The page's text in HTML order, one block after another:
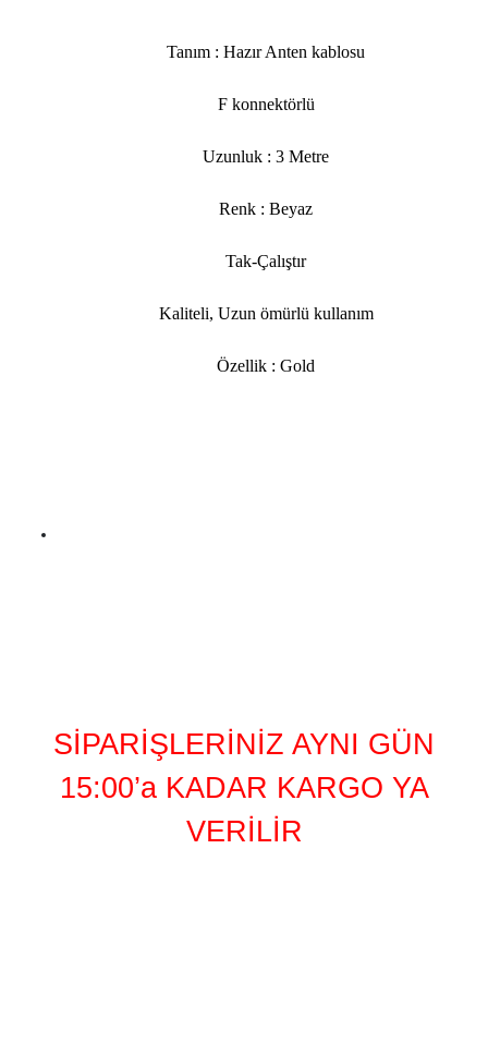
Tanım : Hazır Anten kablosu
F konnektörlü
Uzunluk : 3 Metre
Renk : Beyaz
Tak-Çalıştır
Kaliteli, Uzun ömürlü kullanım
Özellik : Gold
SİPARİŞLERİNİZ AYNI GÜN
15:00’a KADAR KARGO YA
VERİLİR